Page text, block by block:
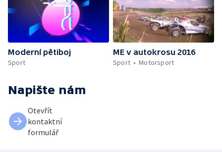
Moderní pětiboj
Sport
ME v autokrosu 2016
Sport
Motorsport
Napište nám
Otevřít
kontaktní
formulář